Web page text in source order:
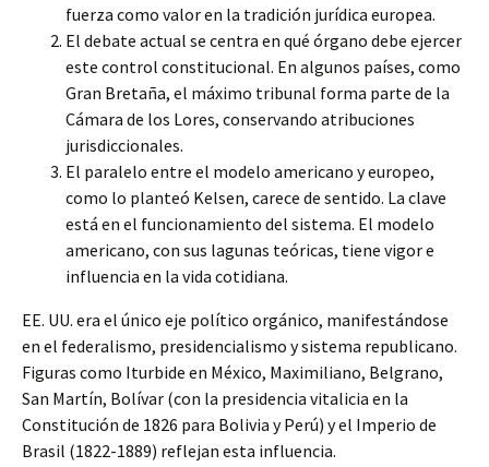
fuerza como valor en la tradición jurídica europea.
El debate actual se centra en qué órgano debe ejercer
este control constitucional. En algunos países, como
Gran Bretaña, el máximo tribunal forma parte de la
Cámara de los Lores, conservando atribuciones
jurisdiccionales.
El paralelo entre el modelo americano y europeo,
como lo planteó Kelsen, carece de sentido. La clave
está en el funcionamiento del sistema. El modelo
americano, con sus lagunas teóricas, tiene vigor e
influencia en la vida cotidiana.
EE. UU. era el único eje político orgánico, manifestándose
en el federalismo, presidencialismo y sistema republicano.
Figuras como Iturbide en México, Maximiliano, Belgrano,
San Martín, Bolívar (con la presidencia vitalicia en la
Constitución de 1826 para Bolivia y Perú) y el Imperio de
Brasil (1822-1889) reflejan esta influencia.